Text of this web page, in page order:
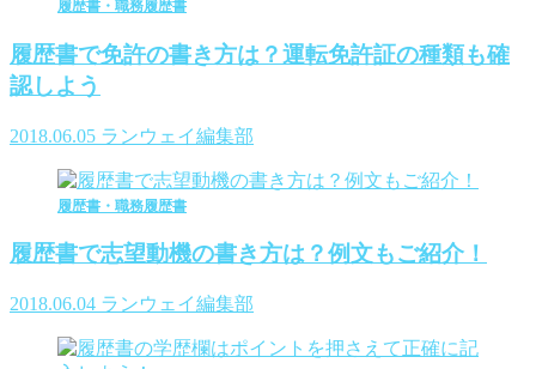
履歴書・職務履歴書
履歴書で免許の書き方は？運転免許証の種類も確
認しよう
2018.06.05 ランウェイ編集部
履歴書・職務履歴書
履歴書で志望動機の書き方は？例文もご紹介！
2018.06.04 ランウェイ編集部